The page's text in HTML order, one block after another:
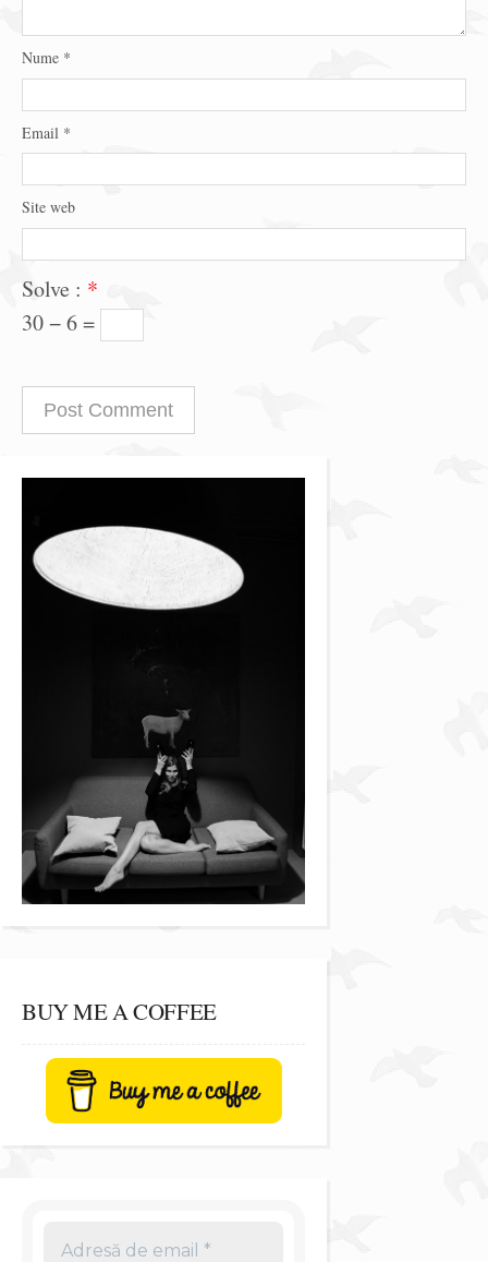
Nume *
Email *
Site web
Solve : *
30 − 6 =
BUY ME A COFFEE